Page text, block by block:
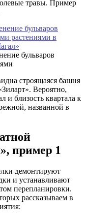
травы. Пример
бульваров
строящаяся башня
Вероятно,
и близость квартала к
названной в
пример 1
демонтируют
и устанавливают
перепланировки.
рассказываем в